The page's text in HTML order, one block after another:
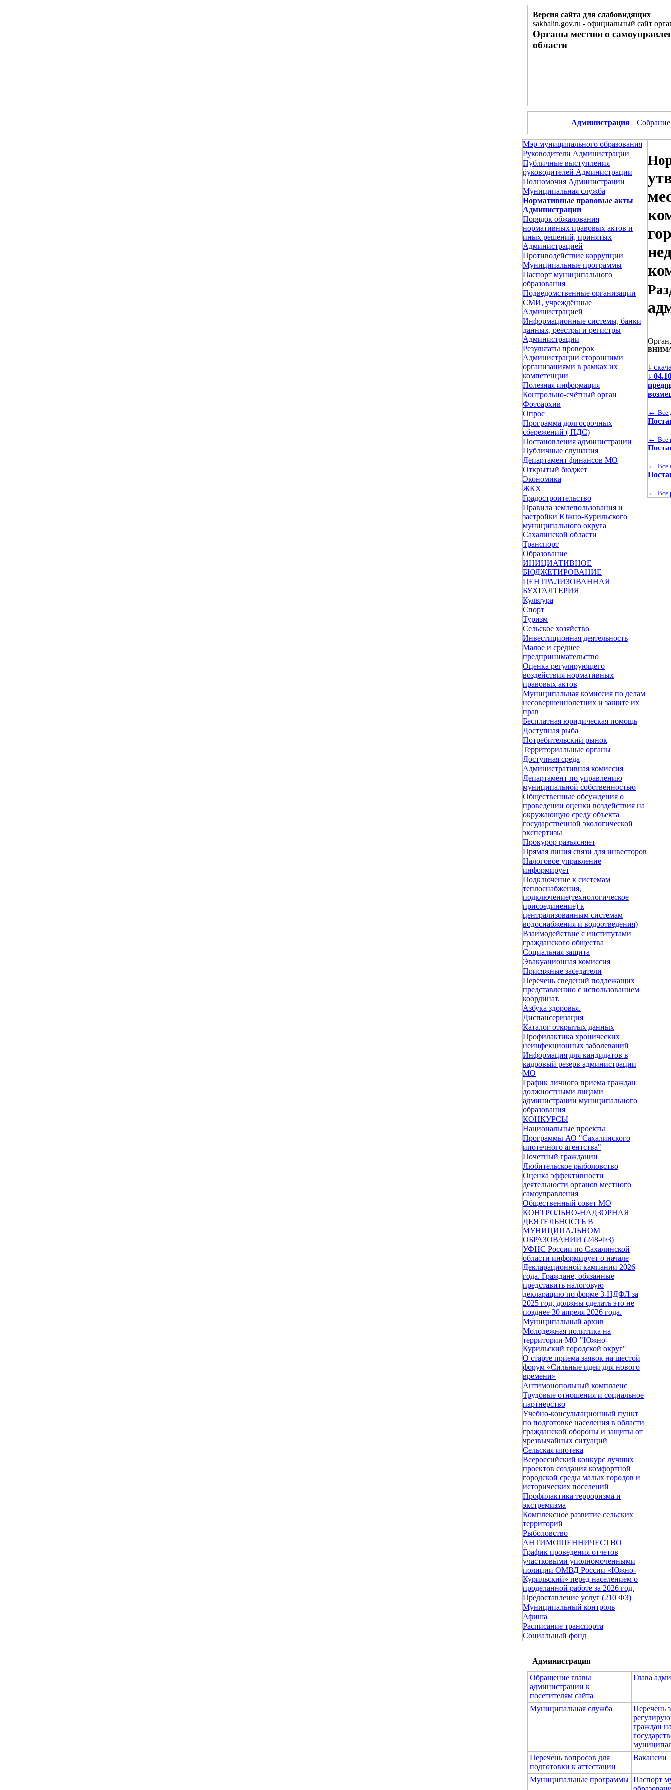
Версия сайта для слабовидящих
sakhalin.gov.ru - официальный сайт
Органы местного
области
Администрация Собрание
Мэр муниципального образования
Руководители Администрации
Публичные выступления
руководителей Администрации
Полномочия Администрации
Муниципальная служба
Нормативные правовые акты
Администрации
Порядок обжалования
нормативных правовых актов и
иных решений, принятых
Администрацией
Противодействие коррупции
Муниципальные программы
Паспорт муниципального
образования
Подведомственные организации
СМИ, учреждённые
Администрацией
Информационные системы, банки
данных, реестры и регистры
Администрации
Результаты проверок
Администрации сторонними
организациями в рамках их
компетенции
Полезная информация
Контрольно-счётный орган
Фотоархив
Опрос
Программа долгосрочных
сбережений ( ПДС)
Постановления администрации
Публичные слушания
Департамент финансов МО
Открытый бюджет
Экономика
ЖКХ
Градостроительство
Правила землепользования и
застройки Южно-Курильского
муниципального округа
Сахалинской области
Транспорт
Образование
ИНИЦИАТИВНОЕ
БЮДЖЕТИРОВАНИЕ
ЦЕНТРАЛИЗОВАННАЯ
БУХГАЛТЕРИЯ
Культура
Спорт
Туризм
Сельское хозяйство
Инвестиционная деятельность
Малое и среднее
предпринимательство
Оценка регулирующего
воздействия нормативных
правовых актов
Муниципальная комиссия по делам
несовершеннолетних и защите их
прав
Бесплатная юридическая помощь
Доступная рыба
Потребительский рынок
Территориальные органы
Доступная среда
Административная комиссия
Департамент по управлению
муниципальной собственностью
Общественные обсуждения о
проведении оценки воздействия на
окружающую среду объекта
государственной экологической
экспертизы
Прокурор разъясняет
Прямая линия связи для инвесторов
Налоговое управление
информирует
Подключение к системам
теплоснабжения,
подключение(технологическое
присоединение) к
централизованным системам
водоснабжения и водоотведения)
Взаимодействие с институтами
гражданского общества
Социальная защита
Эвакуационная комиссия
Присяжные заседатели
Перечень сведений подлежащих
представлению с использованием
координат.
Азбука здоровья.
Диспансеризация
Каталог открытых данных
Профилактика хронических
неинфекционных заболеваний
Информация для кандидатов в
кадровый резерв администрации
МО
График личного приема граждан
должностными лицами
администрации муниципального
образования
КОНКУРСЫ
Национальные проекты
Программы АО "Сахалинского
ипотечного агентства"
Почетный гражданин
Любительское рыболовство
Оценка эффективности
деятельности органов местного
самоуправления
Общественный совет МО
КОНТРОЛЬНО-НАДЗОРНАЯ
ДЕЯТЕЛЬНОСТЬ В
МУНИЦИПАЛЬНОМ
ОБРАЗОВАНИИ (248-ФЗ)
УФНС России по Сахалинской
области информирует о начале
Декларационной кампании 2026
года. Граждане, обязанные
представить налоговую
декларацию по форме 3-НДФЛ за
2025 год, должны сделать это не
позднее 30 апреля 2026 года.
Муниципальный архив
Молодежная политика на
территории МО "Южно-
Курильский городской округ"
О старте приема заявок на шестой
форум «Сильные идеи для нового
времени»
Антимонопольный комплаенс
Трудовые отношения и социальное
партнерство
Учебно-консультационный пункт
по подготовке населения в области
гражданской обороны и защиты от
чрезвычайных ситуаций
Сельская ипотека
Всероссийский конкурс лучших
проектов создания комфортной
городской среды малых городов и
исторических поселений
Профилактика терроризма и
экстремизма
Комплексное развитие сельских
территорий
Рыболовство
АНТИМОШЕННИЧЕСТВО
График проведения отчетов
участковыми уполномоченными
полиции ОМВД России «Южно-
Курильский» перед населением о
проделанной работе за 2026 год.
Предоставление услуг (210 ФЗ)
Муниципальный контроль
Афиша
Расписание транспорта
Социальный фонд
↓
↓
← Все
← Все
← Все
← Все
Администрация
Обращение главы
администрации к
посетителям сайта
Глава
Муниципальная служба
Перечень
граждан на
Перечень вопросов для
подготовки к аттестации
Вакансии
Муниципальные программы Паспорт